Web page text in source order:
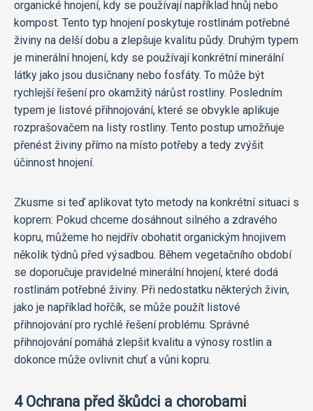
organické hnojení, kdy se používají například hnůj nebo
kompost. Tento typ hnojení poskytuje rostlinám potřebné
živiny na delší dobu a zlepšuje kvalitu půdy. Druhým typem
je minerální hnojení, kdy se používají konkrétní minerální
látky jako jsou dusičnany nebo fosfáty. To může být
rychlejší řešení pro okamžitý nárůst rostliny. Posledním
typem je listové přihnojování, které se obvykle aplikuje
rozprašovačem na listy rostliny. Tento postup umožňuje
přenést živiny přímo na místo potřeby a tedy zvýšit
účinnost hnojení.
Zkusme si teď aplikovat tyto metody na konkrétní situaci s
koprem: Pokud chceme dosáhnout silného a zdravého
kopru, můžeme ho nejdřív obohatit organickým hnojivem
několik týdnů před výsadbou. Během vegetačního období
se doporučuje pravidelné minerální hnojení, které dodá
rostlinám potřebné živiny. Při nedostatku některých živin,
jako je například hořčík, se může použít listové
přihnojování pro rychlé řešení problému. Správné
přihnojování pomáhá zlepšit kvalitu a výnosy rostlin a
dokonce může ovlivnit chuť a vůni kopru.
4 Ochrana před škůdci a chorobami